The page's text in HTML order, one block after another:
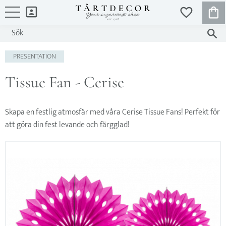
FAVORITER
PRESENTATION
Tissue Fan - Cerise
Skapa en festlig atmosfär med våra Cerise Tissue Fans! Perfekt för
att göra din fest levande och färgglad!